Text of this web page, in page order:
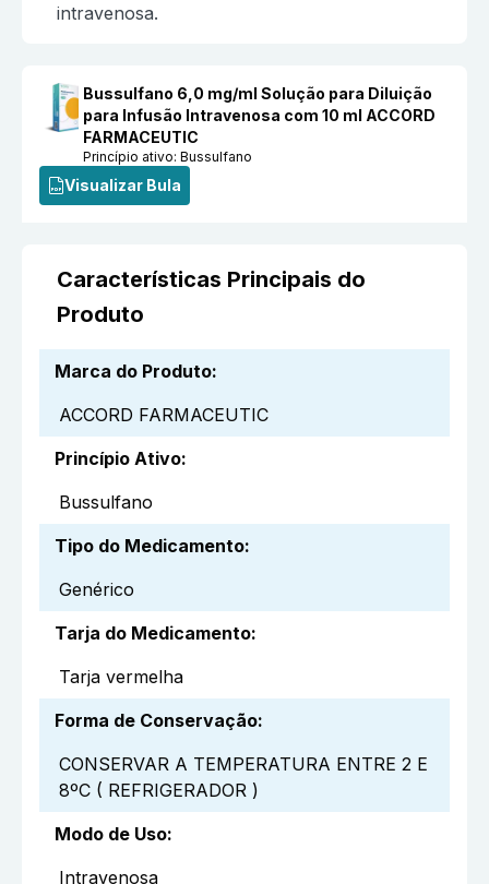
intravenosa.
Bussulfano 6,0 mg/ml Solução para Diluição
para Infusão Intravenosa com 10 ml ACCORD
FARMACEUTIC
Princípio ativo:Bussulfano
Visualizar Bula
Características Principais do
Produto
Marca do Produto:
ACCORD FARMACEUTIC
Princípio Ativo:
Bussulfano
Tipo do Medicamento:
Genérico
Tarja do Medicamento:
Tarja vermelha
Forma de Conservação:
CONSERVAR A TEMPERATURA ENTRE 2 E
8ºC ( REFRIGERADOR )
Modo de Uso:
Intravenosa